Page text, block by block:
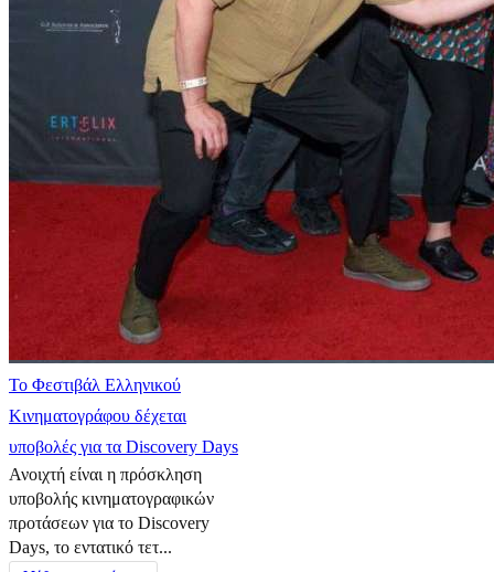
Το Φεστιβάλ Ελληνικού
Κινηματογράφου δέχεται
υποβολές για τα Discovery Days
Ανοιχτή είναι η πρόσκληση
υποβολής κινηματογραφικών
προτάσεων για το Discovery
Days, το εντατικό τετ...